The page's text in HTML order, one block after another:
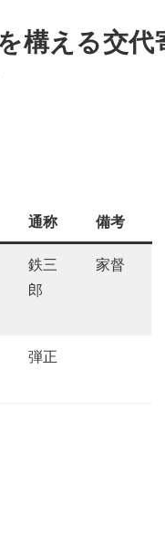
構える交代
通称 備考
鉄三
郎
家督
弾正